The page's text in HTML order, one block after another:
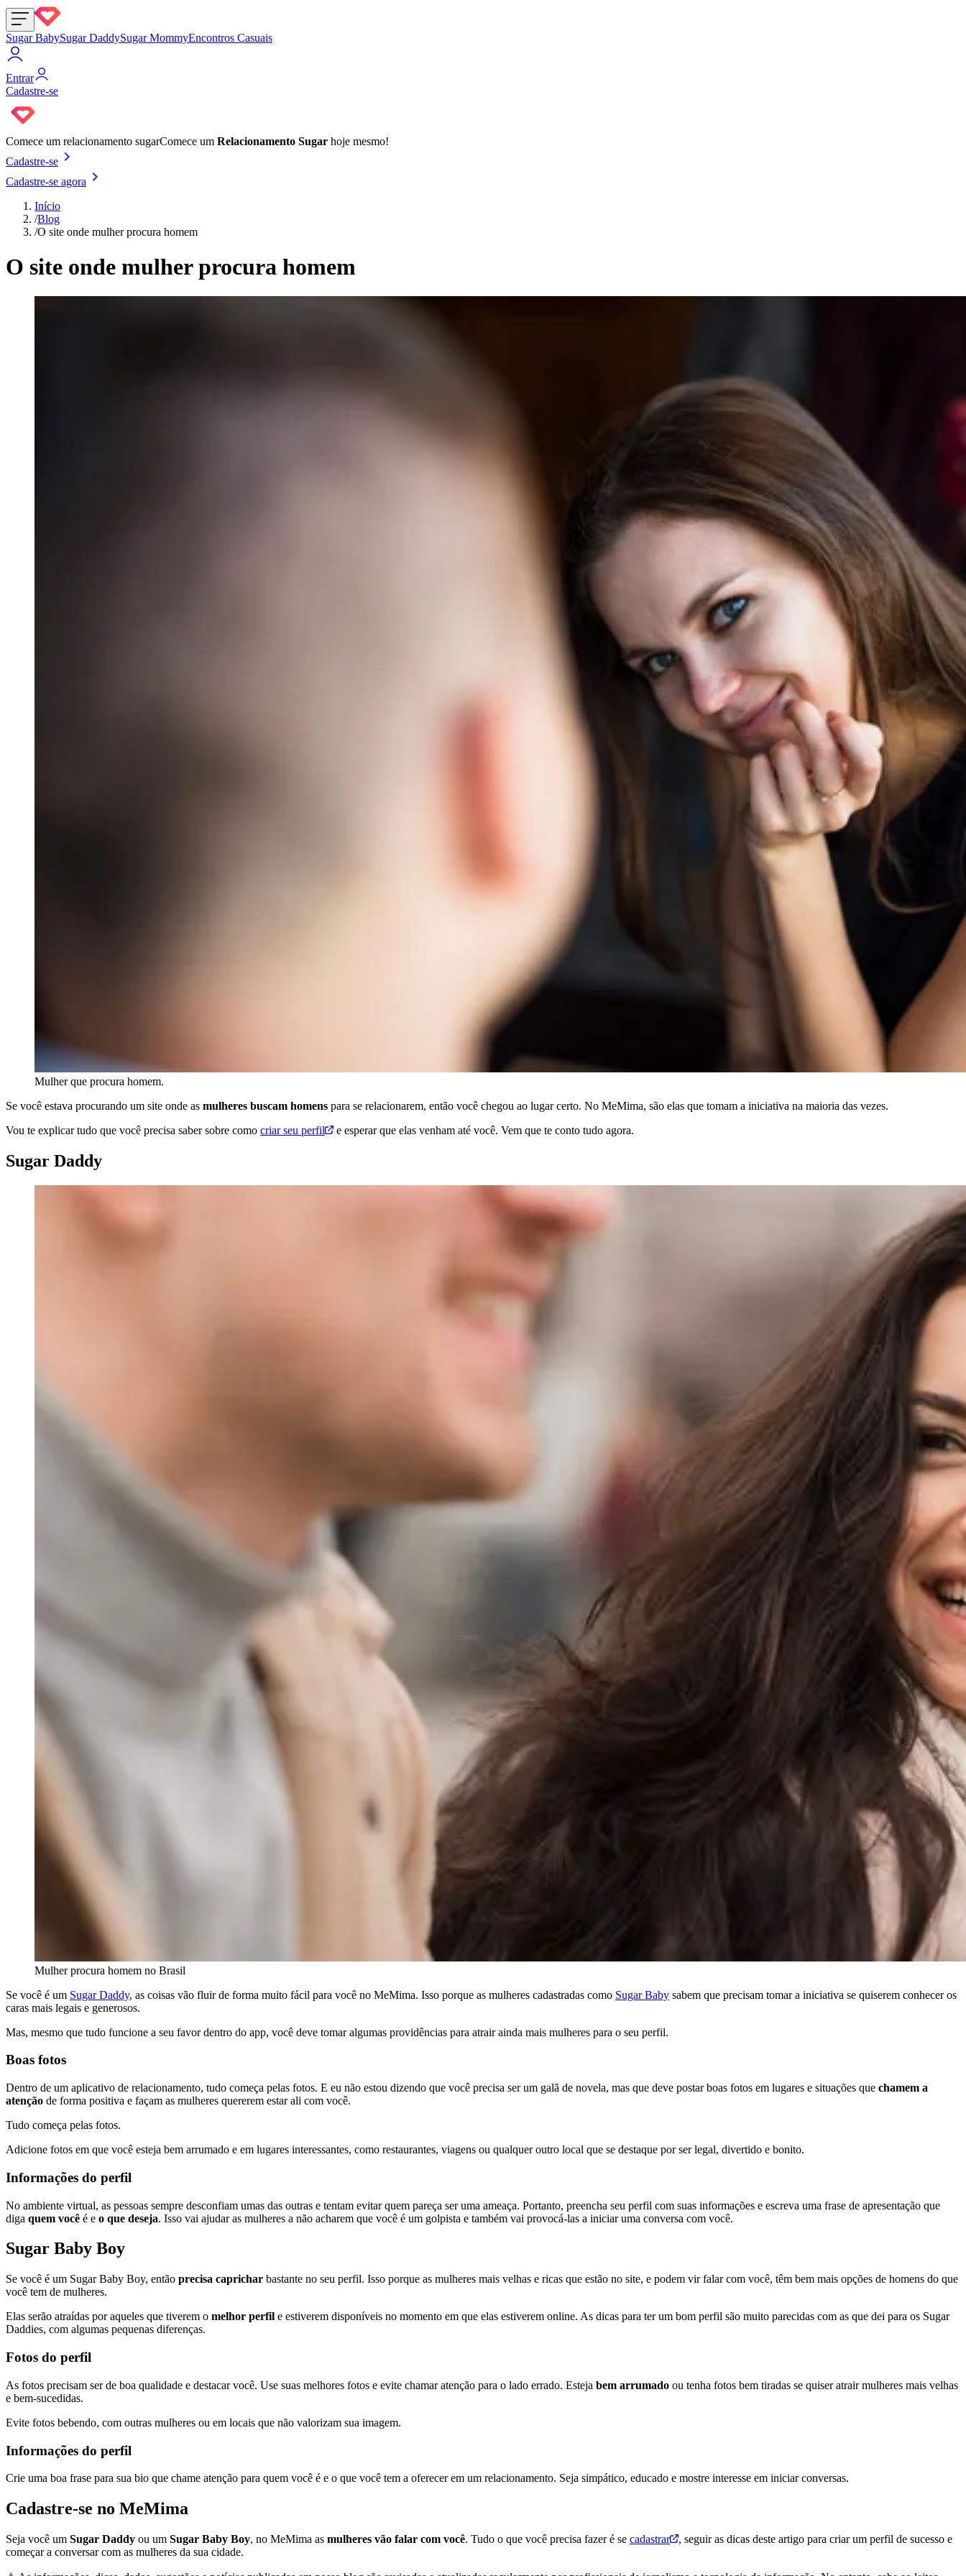
Sugar BabySugar DaddySugar MommyEncontros Casuais
Entrar
Cadastre-se
Comece um relacionamento sugarComece um Relacionamento Sugar hoje mesmo!
Cadastre-se
Cadastre-se agora
Início
/Blog
/O site onde mulher procura homem
O site onde mulher procura homem
Mulher que procura homem.
Se você estava procurando um site onde as mulheres buscam homens para se relacionarem, então você chegou ao lugar certo. No MeMima, são elas que tomam a iniciativa na maioria das vezes.
Vou te explicar tudo que você precisa saber sobre como criar seu perfil e esperar que elas venham até você. Vem que te conto tudo agora.
Sugar Daddy
Mulher procura homem no Brasil
Se você é um Sugar Daddy, as coisas vão fluir de forma muito fácil para você no MeMima. Isso porque as mulheres cadastradas como Sugar Baby sabem que precisam tomar a iniciativa se quiserem conhecer os
caras mais legais e generosos.
Mas, mesmo que tudo funcione a seu favor dentro do app, você deve tomar algumas providências para atrair ainda mais mulheres para o seu perfil.
Boas fotos
Dentro de um aplicativo de relacionamento, tudo começa pelas fotos. E eu não estou dizendo que você precisa ser um galã de novela, mas que deve postar boas fotos em lugares e situações que chamem a
atenção de forma positiva e façam as mulheres quererem estar ali com você.
Tudo começa pelas fotos.
Adicione fotos em que você esteja bem arrumado e em lugares interessantes, como restaurantes, viagens ou qualquer outro local que se destaque por ser legal, divertido e bonito.
Informações do perfil
No ambiente virtual, as pessoas sempre desconfiam umas das outras e tentam evitar quem pareça ser uma ameaça. Portanto, preencha seu perfil com suas informações e escreva uma frase de apresentação que
diga quem você é e o que deseja. Isso vai ajudar as mulheres a não acharem que você é um golpista e também vai provocá-las a iniciar uma conversa com você.
Sugar Baby Boy
Se você é um Sugar Baby Boy, então precisa caprichar bastante no seu perfil. Isso porque as mulheres mais velhas e ricas que estão no site, e podem vir falar com você, têm bem mais opções de homens do que
você tem de mulheres.
Elas serão atraídas por aqueles que tiverem o melhor perfil e estiverem disponíveis no momento em que elas estiverem online. As dicas para ter um bom perfil são muito parecidas com as que dei para os Sugar
Daddies, com algumas pequenas diferenças.
Fotos do perfil
As fotos precisam ser de boa qualidade e destacar você. Use suas melhores fotos e evite chamar atenção para o lado errado. Esteja bem arrumado ou tenha fotos bem tiradas se quiser atrair mulheres mais velhas
e bem-sucedidas.
Evite fotos bebendo, com outras mulheres ou em locais que não valorizam sua imagem.
Informações do perfil
Crie uma boa frase para sua bio que chame atenção para quem você é e o que você tem a oferecer em um relacionamento. Seja simpático, educado e mostre interesse em iniciar conversas.
Cadastre-se no MeMima
Seja você um Sugar Daddy ou um Sugar Baby Boy, no MeMima as mulheres vão falar com você. Tudo o que você precisa fazer é se cadastrar
, seguir as dicas deste artigo para criar um perfil de sucesso e
começar a conversar com as mulheres da sua cidade.